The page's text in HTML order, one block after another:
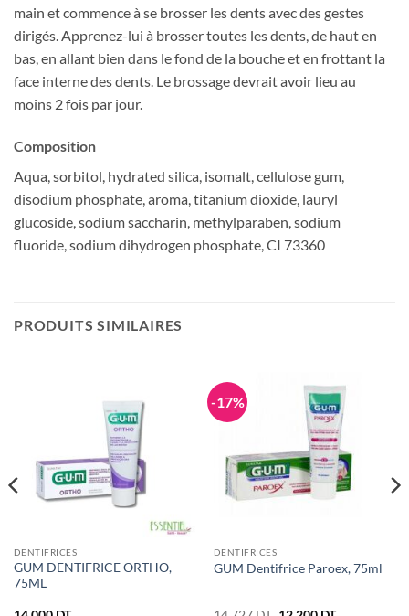
main et commence à se brosser les dents avec des gestes
dirigés. Apprenez-lui à brosser toutes les dents, de haut en
bas, en allant bien dans le fond de la bouche et en frottant la
face interne des dents. Le brossage devrait avoir lieu au
moins 2 fois par jour.
Composition
Aqua, sorbitol, hydrated silica, isomalt, cellulose gum,
disodium phosphate, aroma, titanium dioxide, lauryl
glucoside, sodium saccharin, methylparaben, sodium
fluoride, sodium dihydrogen phosphate, CI 73360
PRODUITS SIMILAIRES
DENTIFRICES
GUM DENTIFRICE ORTHO,
75ML
-17%
DENTIFRICES
GUM Dentifrice Paroex, 75ml